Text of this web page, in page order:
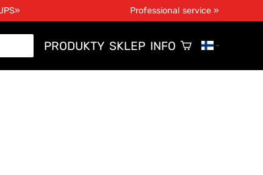
Professional service »
PRODUKTY SKLEP INFO